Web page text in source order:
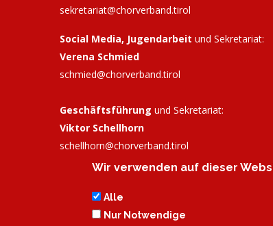
sekretariat@chorverband.tirol
Social Media, Jugendarbeit und Sekretariat:
Verena Schmied
schmied@chorverband.tirol
Geschäftsführung und Sekretariat:
Viktor Schellhorn
schellhorn@chorverband.tirol
Bankverbindung:Tiroler Sparkasse, IBAN:
2050 3033 0298 8625, BIC: SPIHAT22XXX
Wir verwenden auf dieser
Alle
Nur Notwendige